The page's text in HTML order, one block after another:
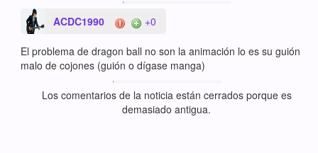
ACDC1990 +0
El problema de dragon ball no son la animación lo es su guión
malo de cojones (guión o dígase manga)
Los comentarios de la noticia están cerrados porque es
demasiado antigua.